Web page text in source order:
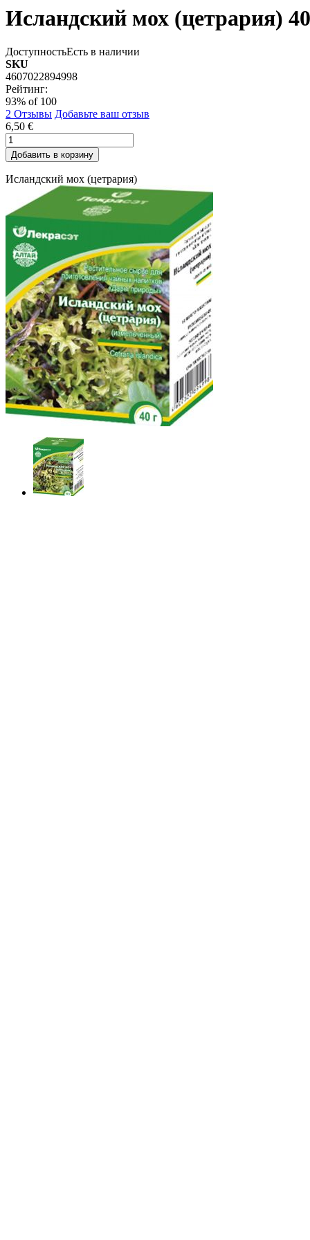
Исландский мох (цетрария)
ДоступностьЕсть в наличии
SKU
4607022894998
Рейтинг:
93% of 100
2 Отзывы Добавьте ваш отзыв
6,50 €
Добавить в корзину
Исландский мох (цетрария)